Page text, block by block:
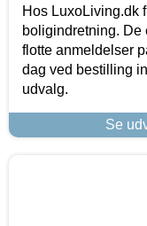
Hos LuxoLiving.dk
boligindretning.
flotte anmeldelser
dag ved bestilling
udvalg.
Se